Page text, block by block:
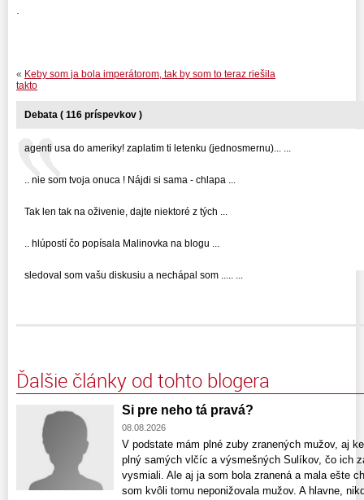
« Keby som ja bola imperátorom, tak by som to teraz riešila
takto
Debata ( 116 príspevkov )
agenti usa do ameriky! zaplatim ti letenku (jednosmernu)... ...
.. nie som tvoja onuca ! Nájdi si sama - chlapa ...
Tak len tak na oživenie, dajte niektoré z tých ...
.. hlúpostí čo popísala Malinovka na blogu ...
sledoval som vašu diskusiu a nechápal som ..... ...
Ďalšie články od tohto blogera
Si pre neho tá pravá?
08.08.2026
V podstate mám plné zuby zranených mužov, aj
plný samých vlčíc a výsmešných Sulíkov, čo ich
vysmiali. Ale aj ja som bola zranená a mala ešte
som kvôli tomu neponižovala mužov. A hlavne,